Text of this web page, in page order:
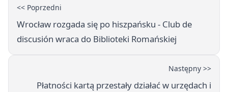
<< Poprzedni
Wrocław rozgada się po hiszpańsku - Club de
discusión wraca do Biblioteki Romańskiej
Następny >>
Płatności kartą przestały działać w urzędach i